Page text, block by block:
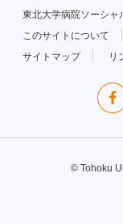
東北大学病院ソーシャ
このサイトについて
サイトマップ
リ
© Tohoku